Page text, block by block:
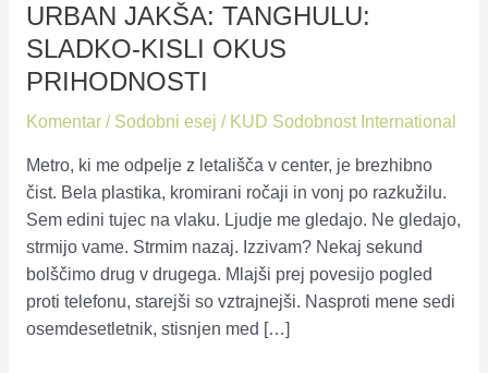
URBAN JAKŠA: TANGHULU:
SLADKO-KISLI OKUS
PRIHODNOSTI
Komentar / Sodobni esej / KUD Sodobnost International
Metro, ki me odpelje z letališča v center, je brezhibno
čist. Bela plastika, kromirani ročaji in vonj po razkužilu.
Sem edini tujec na vlaku. Ljudje me gledajo. Ne gledajo,
strmijo vame. Strmim nazaj. Izzivam? Nekaj sekund
bolščimo drug v drugega. Mlajši prej povesijo pogled
proti telefonu, starejši so vztrajnejši. Nasproti mene sedi
osemdesetletnik, stisnjen med […]